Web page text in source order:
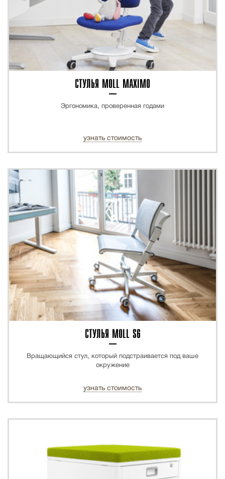
СТУЛЬЯ MOLL MAXIMO
Эргономика, проверенная годами
узнать стоимость
СТУЛЬЯ MOLL S6
Вращающийся стул, который подстраивается под ваше
окружение
узнать стоимость